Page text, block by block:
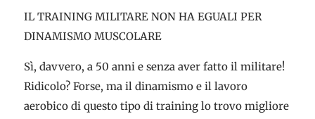
IL TRAINING MILITARE NON HA EGUALI PER
DINAMISMO MUSCOLARE
Sì, davvero, a 50 anni e senza aver fatto il militare!
Ridicolo? Forse, ma il dinamismo e il lavoro
aerobico di questo tipo di training lo trovo migliore